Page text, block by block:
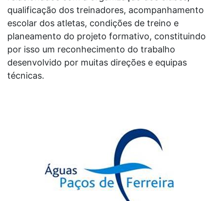
qualificação dos treinadores, acompanhamento
escolar dos atletas, condições de treino e
planeamento do projeto formativo, constituindo
por isso um reconhecimento do trabalho
desenvolvido por muitas direções e equipas
técnicas.